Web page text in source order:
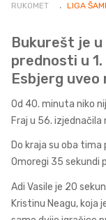
RUKOMET LIGA
Bukurešt je
prednosti u
Esbjerg uveo
Od 40. minuta niko
Fraj u 56. izjednačila
Do kraja su oba tima
Omoregi 35 sekundi
Adi Vasile je 20
Kristinu Neagu, koja